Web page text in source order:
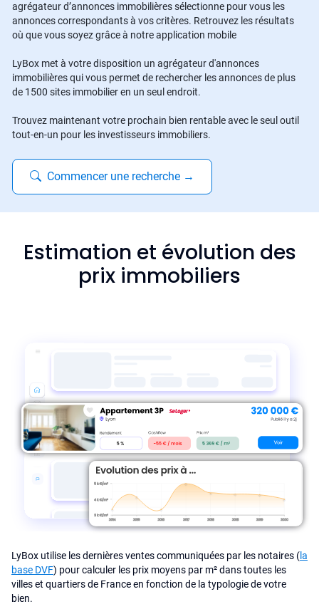
agrégateur d’annonces immobilières sélectionne pour vous les
annonces correspondants à vos critères. Retrouvez les résultats
où que vous soyez grâce à notre application mobile
LyBox met à votre disposition un agrégateur d'annonces
immobilières qui vous permet de rechercher les annonces de plus
de 1500 sites immobilier en un seul endroit.
Trouvez maintenant votre prochain bien rentable avec le seul outil
tout-en-un pour les investisseurs immobiliers.
Commencer une recherche →
Estimation et évolution des
prix immobiliers
LyBox utilise les dernières ventes communiquées par les notaires (la
base DVF) pour calculer les prix moyens par m² dans toutes les
villes et quartiers de France en fonction de la typologie de votre
bien.